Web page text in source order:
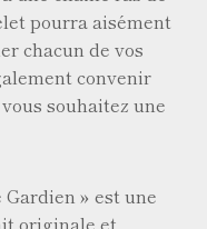
pourra aisément
chacun de vos
convenir
souhaitez une
» est une
originale et